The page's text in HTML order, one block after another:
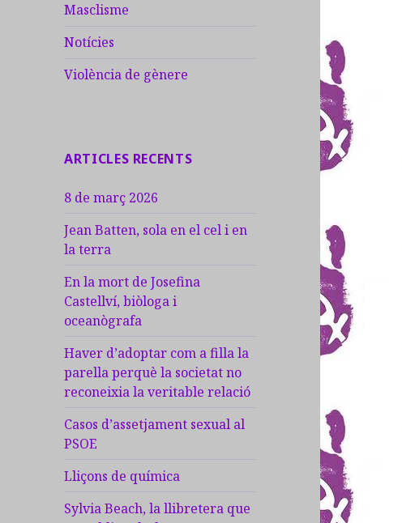
Masclisme
Notícies
Violència de gènere
ARTICLES RECENTS
8 de març 2026
Jean Batten, sola en el cel i en
la terra
En la mort de Josefina
Castellví, biòloga i
oceanògrafa
Haver d’adoptar com a filla la
parella perquè la societat no
reconeixia la veritable relació
Casos d’assetjament sexual al
PSOE
Lliçons de química
Sylvia Beach, la llibretera que